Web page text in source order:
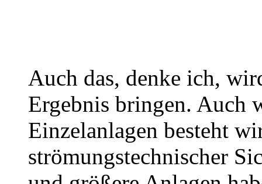
Auch das, denke ich,
Ergebnis bringen. Auch
Einzelanlagen besteht
strömungstechnischer